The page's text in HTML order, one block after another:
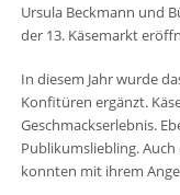
Ursula Beckmann und
der 13. Käsemarkt
In diesem Jahr wurde
Konfitüren ergänzt.
Geschmackserlebnis.
Publikumsliebling.
konnten mit ihrem